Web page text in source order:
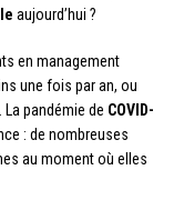
aujourd’hui ?
en management
une fois par an, ou
pandémie de COVID-
: de nombreuses
au moment où elles